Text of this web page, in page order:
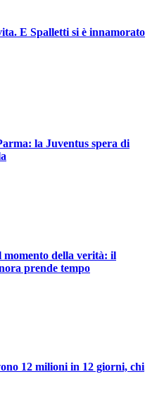
E Spalletti si è innamorato
la Juventus spera di
della verità: il
prende tempo
12 milioni in 12 giorni, chi